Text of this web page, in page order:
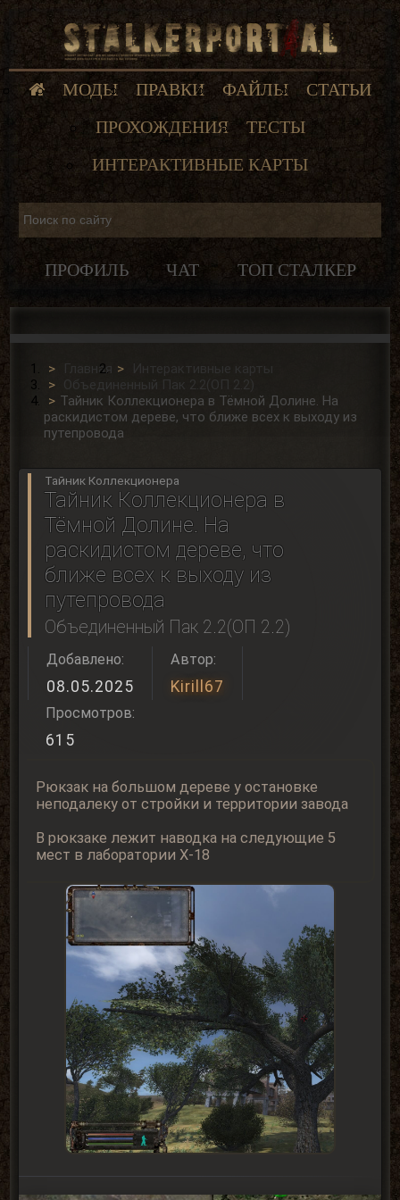
МОДЫ ПРАВКИ ФАЙЛЫ
СТАТЬИ
ПРОХОЖДЕНИЯ
ТЕСТЫ
ИНТЕРАКТИВНЫЕ КАРТЫ
ПРОФИЛЬ ЧАТ ТОП СТАЛКЕР
Главная
Интерактивные карты
Объединенный Пак 2.2(ОП 2.2)
Тайник Коллекционера в Тёмной Долине. На
раскидистом дереве, что ближе всех к выходу из
путепровода
Тайник Коллекционера
Тайник Коллекционера в
Тёмной Долине. На
раскидистом дереве, что
ближе всех к выходу из
путепровода
Объединенный Пак 2.2(ОП 2.2)
Добавлено:
08.05.2025
Автор:
Kirill67
Просмотров:
615
Рюкзак на большом дереве у остановке
неподалеку от стройки и территории завода
В рюкзаке лежит наводка на следующие 5
мест в лаборатории Х-18